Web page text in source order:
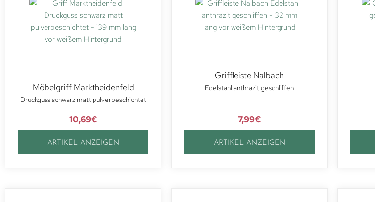
Möbelgriff Marktheidenfeld
Druckguss schwarz matt pulverbeschichtet
10,69€
ARTIKEL ANZEIGEN
Griffleiste Nalbach
Edelstahl anthrazit geschliffen
7,99€
ARTIKEL ANZEIGEN